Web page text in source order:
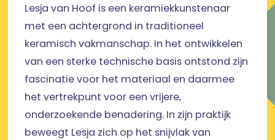
Lesja van Hoof is een keramiekkunstenaar
met een achtergrond in traditioneel
keramisch vakmanschap. In het ontwikkelen
van een sterke technische basis ontstond zijn
fascinatie voor het materiaal en daarmee
het vertrekpunt voor een vrijere,
onderzoekende benadering. In zijn praktijk
beweegt Lesja zich op het snijvlak van